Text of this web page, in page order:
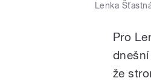
Lenka
Pro
že